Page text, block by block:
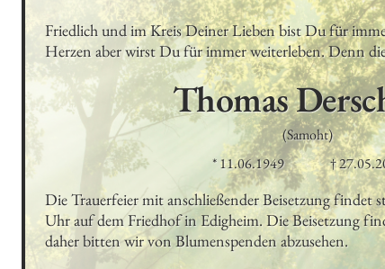
Friedlich und im Kreis Deiner Lieben bist Du für
Herzen aber wirst Du für immer weiterleben. Denn
Thomas
(Samoht)
* 11.06.1949
†
Die Trauerfeier mit anschließender Beisetzung findet
Uhr auf dem Friedhof in Edigheim. Die Beisetzung
daher bitten wir von Blumenspenden abzusehen.